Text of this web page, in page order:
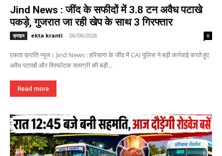
Jind News : जींद के सफीदों में 3.8 टन अवैध पटाखे
पकड़े, गुजरात जा रही खेप के साथ 3 गिरफ्तार
क्राइम ekta kranti - 06/06/2026 0
एकता क्रांति न्यूज। Jind News : हरियाणा के जींद में CAI पुलिस ने बड़ी कार्रवाई करते हुए
अवैध पटाखों और विस्फोटक सामग्री की बड़ी...
Read more